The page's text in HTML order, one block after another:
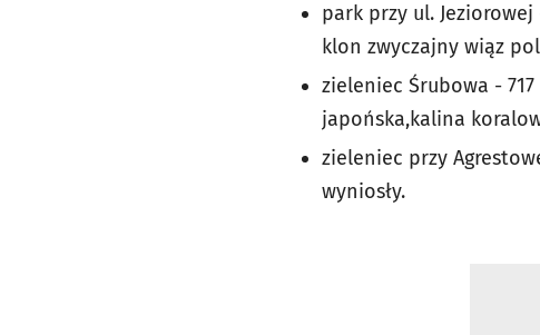
park przy ul.
klon zwyczajny wiąz
zieleniec Śrubowa -
japońska,kalina
zieleniec przy
wyniosły.